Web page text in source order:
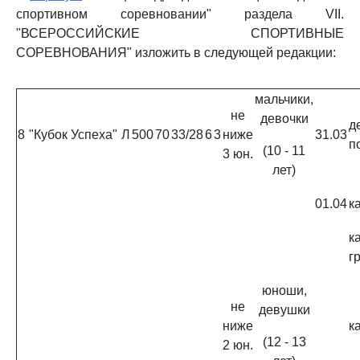
спортивном соревновании" раздела VII.
"ВСЕРОССИЙСКИЕ СПОРТИВНЫЕ
СОРЕВНОВАНИЯ" изложить в следующей редакции:
8 "Кубок Успеха" Л 5007033/2863
не
ниже
3 юн.
мальчики,
девочки
(10 - 11
лет)
31.03
01.04
не
ниже
2 юн.
юноши,
девушки
(12 - 13